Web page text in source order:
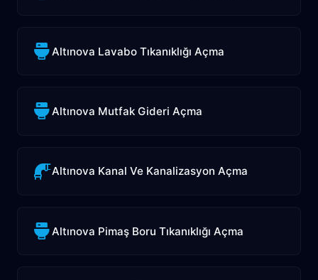
Altınova Lavabo Tıkanıklığı Açma
Altınova Mutfak Gideri Açma
Altınova Kanal Ve Kanalizasyon Açma
Altınova Pimaş Boru Tıkanıklığı Açma